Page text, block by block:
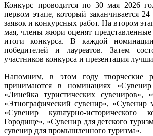
Конкурс проводится по 30 мая 2026
первом этапе, который заканчивается
заявок и конкурсных работ. На втором
мая, члены жюри оценят представленные
итоги конкурса. В каждой
победителей и лауреатов. Затем
участников конкурса и презентация
Напомним, в этом году творческие
принимаются в номинациях «Сувенир
«Линейка туристических сувениров»,
«Этнографический сувенир», «Сувенир
«Сувенир культурно-исторического
Городище», «Сувенир для детского
сувенир для промышленного туризма».